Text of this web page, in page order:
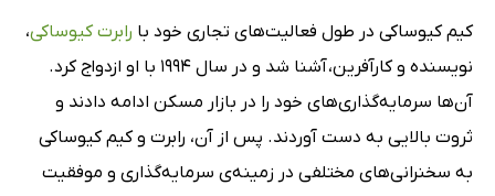
کیم کیوساکی در طول فعالیت‌های تجاری خود با رابرت کیوساکی،
نویسنده و کارآفرین، آشنا شد و در سال 1994 با او ازدواج کرد.
آن‌ها سرمایه‌گذاری‌های خود را در بازار مسکن ادامه دادند و
ثروت بالایی به دست آوردند. پس از آن، رابرت و کیم کیوساکی
به سخنرانی‌های مختلفی در زمینه‌ی سرمایه‌گذاری و موفقیت